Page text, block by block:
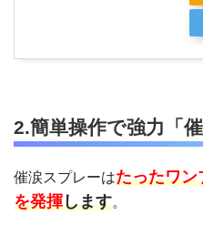
2.簡単操作で強力「
催涙スプレーはたったワン
を発揮します。